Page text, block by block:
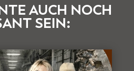
AUCH NOCH
SEIN: